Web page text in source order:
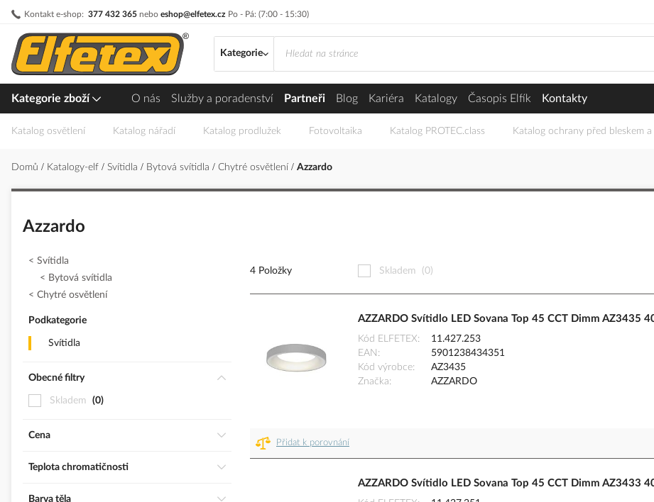
Kontakt e-shop: 377 432 365 nebo eshop@elfetex.cz Po - Pá: (7:00 - 15:30)
Přejít
obsah
Kategorie
Kategorie zboží O nás Služby a poradenství Partneři Blog Kariéra Katalogy Časopis Elfík Kontakty
Katalog osvětlení Katalog nářadí Katalog prodlužek Fotovoltaika Katalog PROTEC.class Katalog ochrany před bleskem
Domů Katalogy-elf Svítidla Bytová svítidla Chytré osvětlení Azzardo
Azzardo
4 Položky Skladem (0)
AZZARDO Svítidlo LED Sovana Top 45 CCT Dimm
Kód ELFETEX
11.427.253
EAN
5901238434351
Kód výrobce
AZ3435
Značka
AZZARDO
Přidat k porovnání
AZZARDO Svítidlo LED Sovana Top 45 CCT Dimm
Svítidla
Bytová svítidla
Chytré osvětlení
Podkategorie
Svítidla
Obecné filtry
Skladem 0
Cena
Teplota chromatičnosti
Barva těla